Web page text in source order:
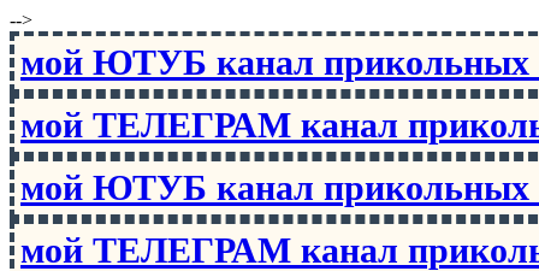
-->
мой ЮТУБ канал
мой ТЕЛЕГРАМ канал
мой ЮТУБ канал
мой ТЕЛЕГРАМ канал